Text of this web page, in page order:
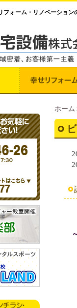
フォーム・リノベーション
ホーム